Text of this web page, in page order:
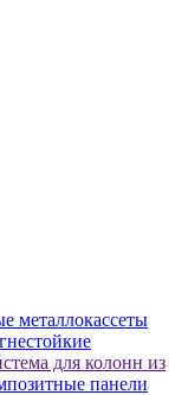
металлокассеты
для колонн из
панели